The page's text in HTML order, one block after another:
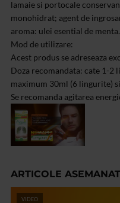
lamaie si portocale
monohidrat; agent de
aroma: ulei esential de menta.
Mod de utilizare:
Acest produs se adreseaza
Doza recomandata: cate 1-2
maximum 30ml (6 lingurite)
Se recomanda agitarea
ARTICOLE
VIDEO